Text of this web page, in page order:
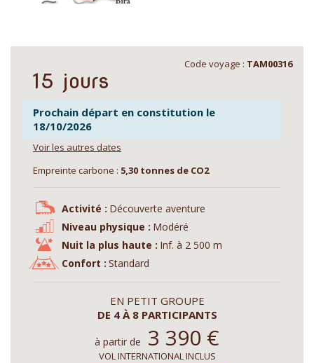
Code voyage : TAM00316
15 jours
Prochain départ en constitution le
18/10/2026
Voir les autres dates
Empreinte carbone : 5,30 tonnes de CO2
Activité : Découverte aventure
Niveau physique : Modéré
Nuit la plus haute : Inf. à 2 500 m
Confort : Standard
EN PETIT GROUPE
DE 4 À 8 PARTICIPANTS
à partir de 3 390 €
VOL INTERNATIONAL INCLUS